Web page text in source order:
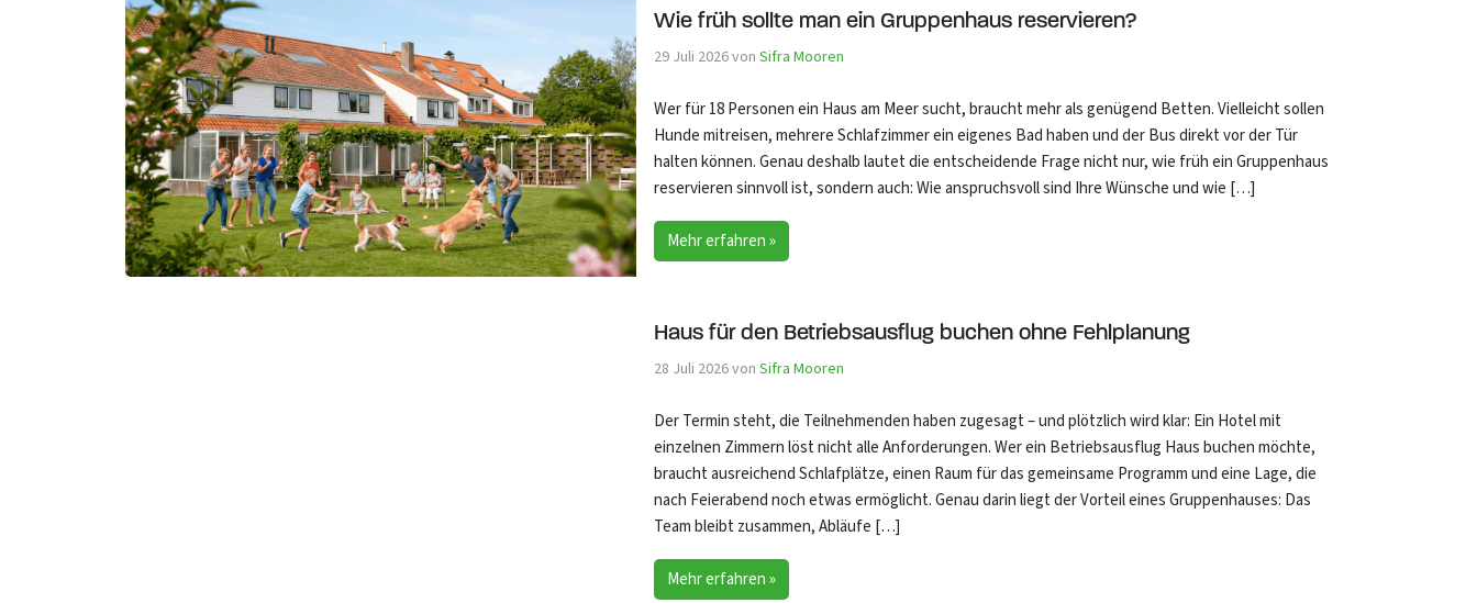
Wie früh sollte man ein Gruppenhaus reservieren?
29 Juli 2026von Sifra Mooren
Wer für 18 Personen ein Haus am Meer sucht, braucht mehr als genügend Betten. Vielleicht sollen
Hunde mitreisen, mehrere Schlafzimmer ein eigenes Bad haben und der Bus direkt vor der Tür
halten können. Genau deshalb lautet die entscheidende Frage nicht nur, wie früh ein Gruppenhaus
reservieren sinnvoll ist, sondern auch: Wie anspruchsvoll sind Ihre Wünsche und wie […]
Mehr erfahren »
Haus für den Betriebsausflug buchen ohne Fehlplanung
28 Juli 2026von Sifra Mooren
Der Termin steht, die Teilnehmenden haben zugesagt – und plötzlich wird klar: Ein Hotel mit
einzelnen Zimmern löst nicht alle Anforderungen. Wer ein Betriebsausflug Haus buchen möchte,
braucht ausreichend Schlafplätze, einen Raum für das gemeinsame Programm und eine Lage, die
nach Feierabend noch etwas ermöglicht. Genau darin liegt der Vorteil eines Gruppenhauses: Das
Team bleibt zusammen, Abläufe […]
Mehr erfahren »